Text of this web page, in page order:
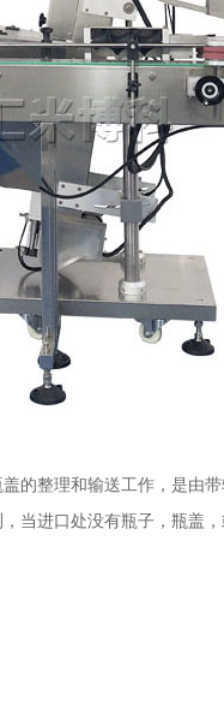
的整理和输送工作，是由
当进口处没有瓶子，瓶盖